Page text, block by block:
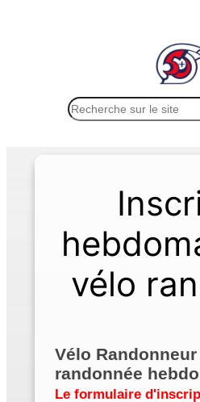
Rechercher
vélo